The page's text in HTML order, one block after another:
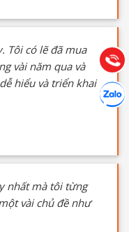
Tôi có lẽ đã mua
vài năm qua và
hiểu và triển khai
nhất mà tôi từng
vài chủ đề như
Gọi
Hướng dẫn & Hỗ trợ:
(028) 22.166.144
Chát
Tư vấn
Hợp tác